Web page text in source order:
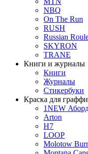
NBQ
On The Run
RUSH
Russian
SKYRON
TRANE
Книги и журналы
Книги
Журналы
Стикербуки
Краска для
1NEW
Arton
H7
LOOP
Molotow